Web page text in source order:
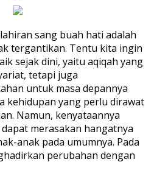
sang buah hati adalah
tergantikan. Tentu kita ingin
sejak dini, yaitu aqiqah yang
tetapi juga
untuk masa depannya
kehidupan yang perlu dirawat
Namun, kenyataannya
merasakan hangatnya
anak pada umumnya. Pada
perubahan dengan